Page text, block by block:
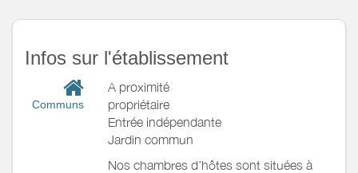
Infos sur l'établissement
Communs
A proximité
propriétaire
Entrée indépendante
Jardin commun
Nos chambres d’hôtes sont situées à